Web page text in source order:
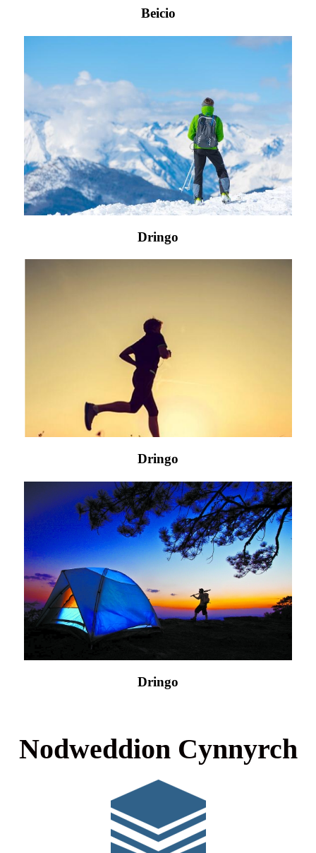
Beicio
Dringo
Dringo
Dringo
Nodweddion Cynnyrch